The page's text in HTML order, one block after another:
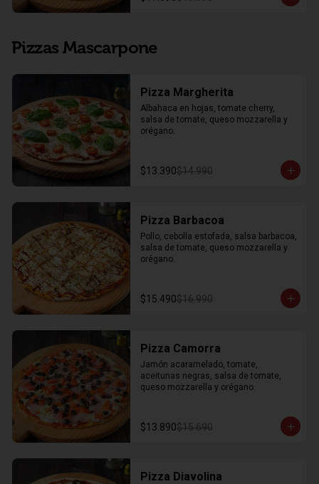
Pizzas Mascarpone
Pizza Margherita
Albahaca en hojas, tomate cherry,
salsa de tomate, queso mozzarella y
orégano.
$13.390$14.990
Pizza Barbacoa
Pollo, cebolla estofada, salsa barbacoa,
salsa de tomate, queso mozzarella y
orégano.
$15.490$16.990
Pizza Camorra
Jamón acaramelado, tomate,
aceitunas negras, salsa de tomate,
queso mozzarella y orégano.
$13.890$15.690
Pizza Diavolina